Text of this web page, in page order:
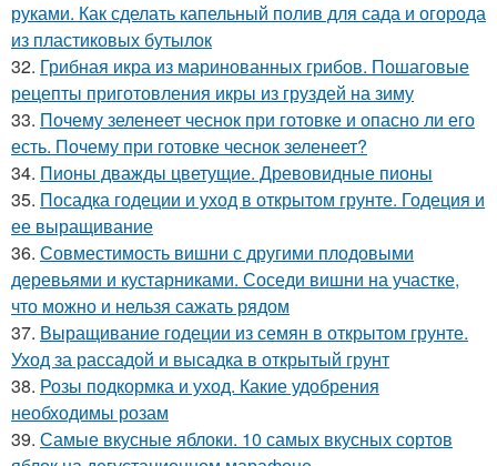
руками. Как сделать капельный полив для сада и огорода
из пластиковых бутылок
32. Грибная икра из маринованных грибов. Пошаговые
рецепты приготовления икры из груздей на зиму
33. Почему зеленеет чеснок при готовке и опасно ли его
есть. Почему при готовке чеснок зеленеет?
34. Пионы дважды цветущие. Древовидные пионы
35. Посадка годеции и уход в открытом грунте. Годеция и
ее выращивание
36. Совместимость вишни с другими плодовыми
деревьями и кустарниками. Соседи вишни на участке,
что можно и нельзя сажать рядом
37. Выращивание годеции из семян в открытом грунте.
Уход за рассадой и высадка в открытый грунт
38. Розы подкормка и уход. Какие удобрения
необходимы розам
39. Самые вкусные яблоки. 10 самых вкусных сортов